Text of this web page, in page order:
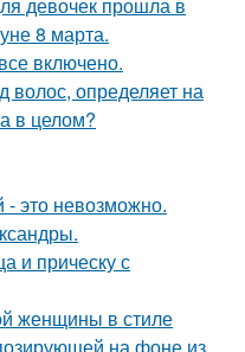
8 марта.
включено.
волос, определяет на
в целом?
- это невозможно.
и прическу с
женщины в стиле
на фоне из